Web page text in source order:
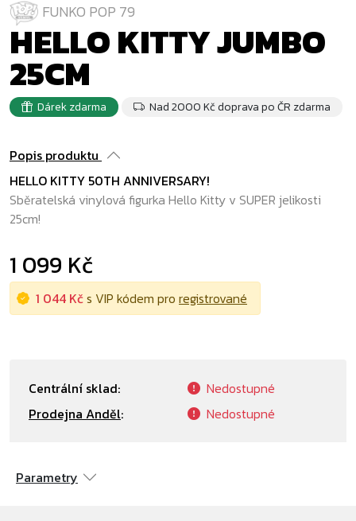
FUNKO POP 79
HELLO KITTY JUMBO
25CM
Dárek zdarma Nad 2000 Kč doprava po ČR zdarma
Popis produktu
HELLO KITTY 50TH ANNIVERSARY!
Sběratelská vinylová figurka Hello Kitty v SUPER jelikosti
25cm!
1 099 Kč
1 044 Kčs VIP kódem pro registrované
Centrální sklad:
Nedostupné
Prodejna Anděl: Nedostupné
Parametry